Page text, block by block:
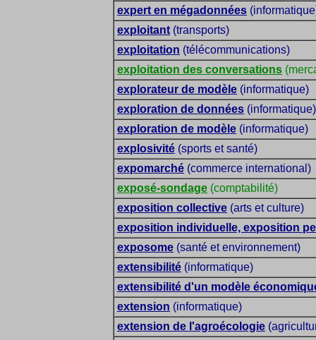
expert en mégadonnées
exploitant (transports)
exploitation (télécommunications)
exploitation des conversations
explorateur de modèle (informatique)
exploration de données (informatique)
exploration de modèle (informatique)
explosivité (sports et santé)
expomarché (commerce international)
exposé-sondage (comptabilité)
exposition collective (arts et culture)
exposition individuelle, exposition
exposome (santé et environnement)
extensibilité (informatique)
extensibilité d'un modèle
extension (informatique)
extension de l'agroécologie